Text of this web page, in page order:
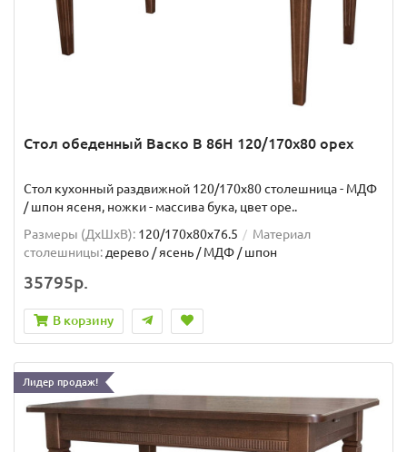
Стол обеденный Васко В 86Н 120/170х80 орех
Стол кухонный раздвижной 120/170х80 столешница - МДФ
/ шпон ясеня, ножки - массива бука, цвет оре..
Размеры (ДхШxВ): 120/170х80х76.5
Материал
столешницы: дерево / ясень / МДФ / шпон
35795р.
В корзину
Лидер продаж!